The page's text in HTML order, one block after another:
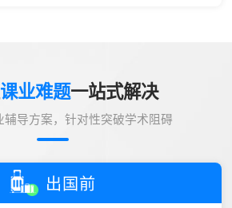
课业难题一站式解决
辅导方案，针对性突破学术阻碍
出国前